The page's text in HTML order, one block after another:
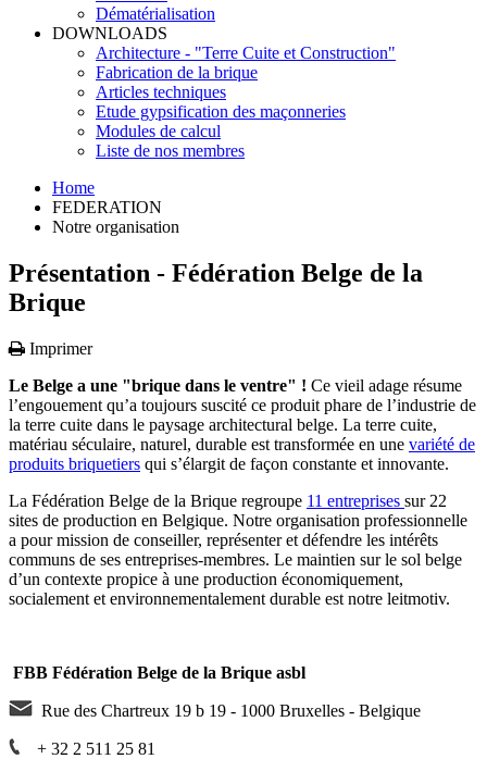
Dématérialisation
DOWNLOADS
Architecture - "Terre Cuite et Construction"
Fabrication de la brique
Articles techniques
Etude gypsification des maçonneries
Modules de calcul
Liste de nos membres
Home
FEDERATION
Notre organisation
Présentation - Fédération Belge de la
Brique
Imprimer
Le Belge a une "brique dans le ventre" ! Ce vieil adage résume
l’engouement qu’a toujours suscité ce produit phare de l’industrie de
la terre cuite dans le paysage architectural belge. La terre cuite,
matériau séculaire, naturel, durable est transformée en une variété de
produits briquetiers qui s’élargit de façon constante et innovante.
La Fédération Belge de la Brique regroupe 11 entreprises sur 22
sites de production en Belgique. Notre organisation professionnelle
a pour mission de conseiller, représenter et défendre les intérêts
communs de ses entreprises-membres. Le maintien sur le sol belge
d’un contexte propice à une production économiquement,
socialement et environnementalement durable est notre leitmotiv.
FBB Fédération Belge de la Brique asbl
Rue des Chartreux 19 b 19 - 1000 Bruxelles - Belgique
+ 32 2 511 25 81